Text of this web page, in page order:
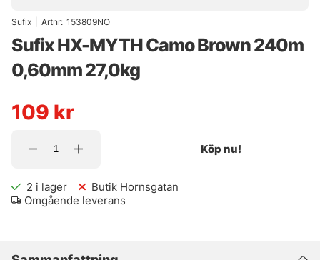
Sufix Artnr: 153809NO
Sufix HX-MYTH Camo Brown 240m
0,60mm 27,0kg
109 kr
Köp nu!
2 i lager
Butik Hornsgatan
Omgående leverans